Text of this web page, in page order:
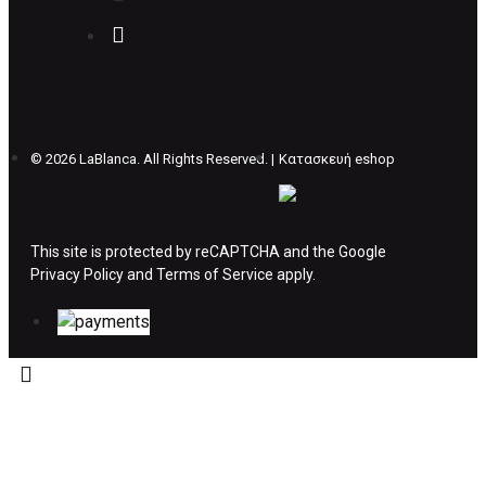
δέμα σας, αποστέλλεται η αλλαγή σας με
ΔΙΚΑΙΩΜΑ ΥΠΑΝΑΧΩΡΗΣΗΣ-ΕΠΙΣΤΡΟΦΗ
Η επιστροφή χρημάτων ακολουθείται στις
Το προϊόν θα πρέπει να βρίσκεται στην αρχική
© 2026 LaBlanca. All Rights Reserved. | Κατασκευή eshop
This site is protected by reCAPTCHA and the Google
Privacy Policyand Terms of Service apply.